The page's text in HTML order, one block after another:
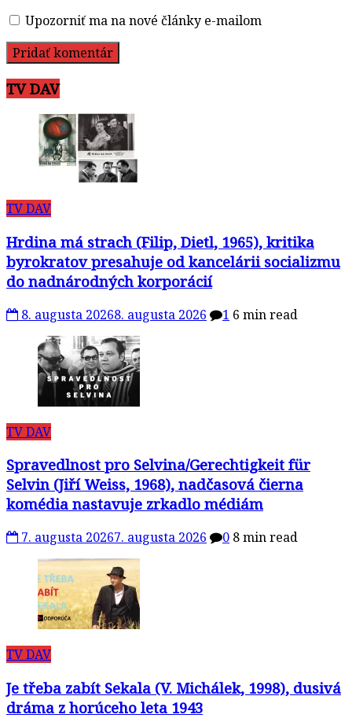
Upozorniť ma na nové články e-mailom
TV DAV
TV DAV
Hrdina má strach (Filip, Dietl, 1965), kritika
byrokratov presahuje od kancelárii socializmu
do nadnárodných korporácií
8. augusta 20268. augusta 2026 1 6 min read
TV DAV
Spravedlnost pro Selvina/Gerechtigkeit für
Selvin (Jiří Weiss, 1968), nadčasová čierna
komédia nastavuje zrkadlo médiám
7. augusta 20267. augusta 2026 0 8 min read
TV DAV
Je třeba zabít Sekala (V. Michálek, 1998), dusivá
dráma z horúceho leta 1943